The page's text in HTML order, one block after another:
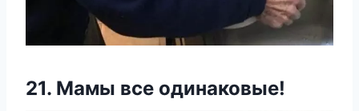
21. Мамы все одинаковые!